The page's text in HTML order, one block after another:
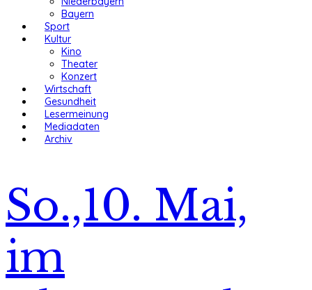
Bayern
Sport
Kultur
Kino
Theater
Konzert
Wirtschaft
Gesundheit
Lesermeinung
Mediadaten
Archiv
So.,10. Mai,
im